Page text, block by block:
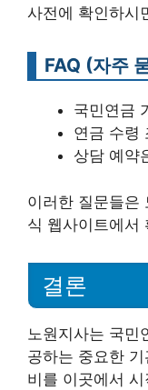
사전에 확인하시
FAQ (자주
국민연금
연금 수령
상담 예약
이러한 질문들은
식 웹사이트에서
결론
노원지사는 국민
공하는 중요한
비를 이곳에서